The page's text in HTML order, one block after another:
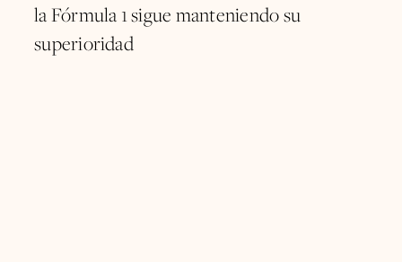
la Fórmula 1 sigue manteniendo su
superioridad